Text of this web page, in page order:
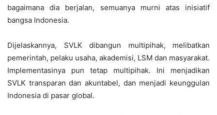
bagaimana dia berjalan, semuanya murni atas inisiatif
bangsa Indonesia.
Dijelaskannya, SVLK dibangun multipihak, melibatkan
pemerintah, pelaku usaha, akademisi, LSM dan masyarakat.
Implementasinya pun tetap multipihak. Ini menjadikan
SVLK transparan dan akuntabel, dan menjadi keunggulan
Indonesia di pasar global.